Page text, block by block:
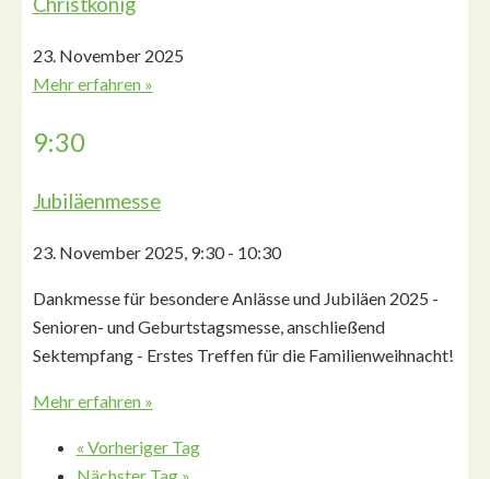
Christkönig
23. November 2025
Mehr erfahren »
9:30
Jubiläenmesse
23. November 2025, 9:30- 10:30
Dankmesse für besondere Anlässe und Jubiläen 2025 -
Senioren- und Geburtstagsmesse, anschließend
Sektempfang - Erstes Treffen für die Familienweihnacht!
Mehr erfahren »
« Vorheriger Tag